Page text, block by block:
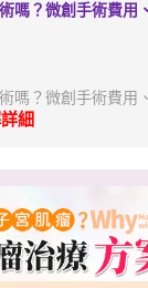
嗎？微創手術費用
嗎？微創手術費用
細